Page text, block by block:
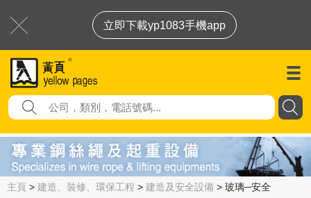
立即下載yp1083手機app
主頁 > 建造、裝修、環保工程 > 建造及安全設備 > 玻璃─安全